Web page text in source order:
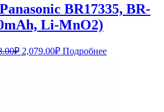
BR17335, BR-
Li-MnO2)
₽ Первоначальная
2,079.00₽Текущая
Подробнее